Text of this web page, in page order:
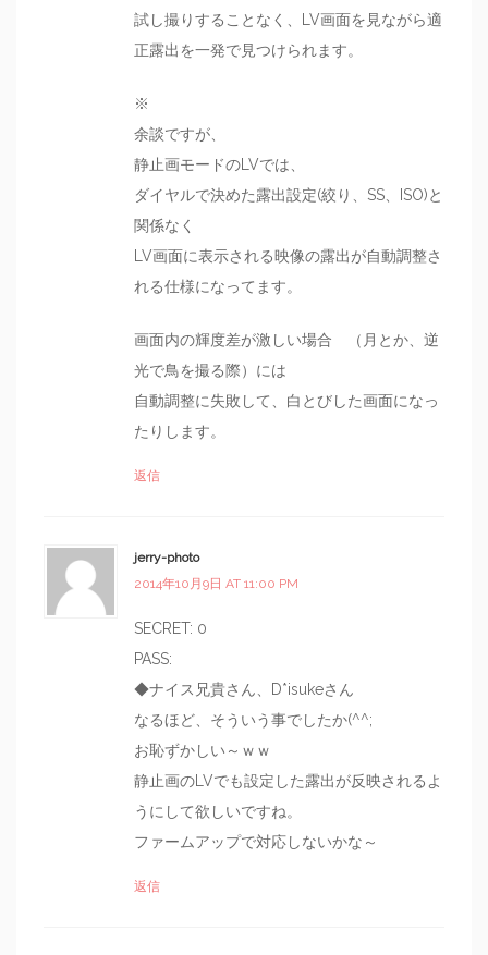
試し撮りすることなく、LV画面を見ながら適
正露出を一発で見つけられます。
※
余談ですが、
静止画モードのLVでは、
ダイヤルで決めた露出設定(絞り、SS、ISO)と
関係なく
LV画面に表示される映像の露出が自動調整さ
れる仕様になってます。
画面内の輝度差が激しい場合 （月とか、逆
光で鳥を撮る際）には
自動調整に失敗して、白とびした画面になっ
たりします。
返信
jerry-photo
2014年10月9日 AT 11:00 PM
SECRET: 0
PASS:
◆ナイス兄貴さん、D*isukeさん
なるほど、そういう事でしたか(^^;
お恥ずかしい～ｗｗ
静止画のLVでも設定した露出が反映されるよ
うにして欲しいですね。
ファームアップで対応しないかな～
返信